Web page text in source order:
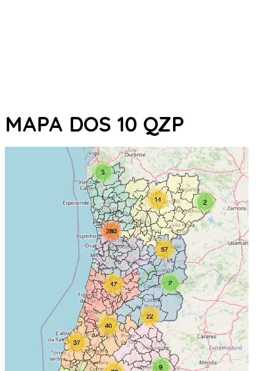
MAPA DOS 10 QZP